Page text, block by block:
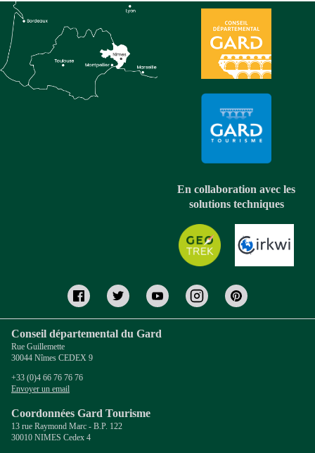
En collaboration avec les
solutions techniques
Conseil départemental du Gard
Rue Guillemette
30044 Nîmes CEDEX 9
+33 (0)4 66 76 76 76
Envoyer un email
Coordonnées Gard Tourisme
13 rue Raymond Marc - B.P. 122
30010 NIMES Cedex 4